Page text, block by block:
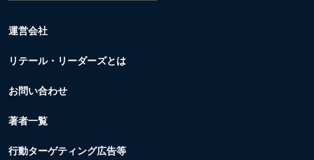
運営会社
リテール・リーダーズとは
お問い合わせ
著者一覧
行動ターゲティング広告等